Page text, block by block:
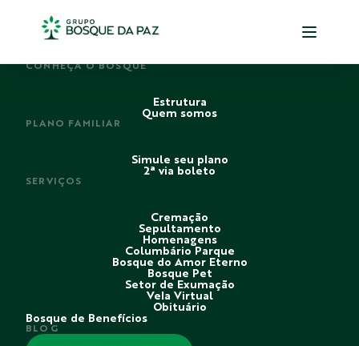
CONHEÇA O BOSQUE
Estrutura
Quem somos
PLANO FAMILIAR
Simule seu plano
2ª via boleto
SERVIÇOS
Cremação
Sepultamento
Homenagens
Columbário Parque
Bosque do Amor Eterno
Bosque Pet
Setor de Exumação
Vela Virtual
Obituário
Bosque de Benefícios
BLOG